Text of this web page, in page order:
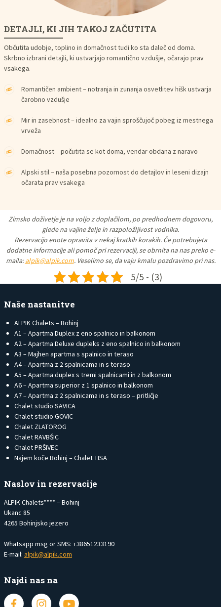
DETAJLI, KI JIH TAKOJ ZAČUTITA
Občutita udobje, toplino in domačnost tudi ko sta daleč od doma.
Skrbno izbrani detajli, ki ustvarjajo romantično vzdušje, očarajo prav
vsakega.
Romantičen ambient – notranja in zunanja osvetlitev hišk ustvarja
čarobno vzdušje
Mir in zasebnost – idealno za vajin sproščujoč pobeg iz mestnega
vrveža
Domačnost – počutita se kot doma, vendar obdana z naravo
Alpski stil – naša posebna pozornost do detajlov in leseni dizajn
očarata prav vsakega
Zimsko doživetje je na voljo z doplačilom, po predhodnem dogovoru,
glede na vajine želje in razpoložljivost vodnika.
Rezervacijo enote opravita v nekaj kratkih korakih. Če potrebujeta
dodatne informacije ali pomoč pri rezervaciji, se obrnita na nas preko e-
maila:alpik@alpik.com. Veselimo se, da vaju kmalu pozdravimo pri nas.
5/5 - (3)
Naše nastanitve
ALPIK Chalets – Bohinj
A1 – Apartma Duplex z eno spalnico in balkonom
A2 – Apartma Deluxe dupleks z eno spalnico in balkonom
A3 – Majhen apartma s spalnico in teraso
A4 – Apartma z 2 spalnicama in s teraso
A5 – Apartma duplex s tremi spalnicami in z balkonom
A6 – Apartma superior z 1 spalnico in balkonom
A7 – Apartma z 2 spalnicama in s teraso – pritličje
Chalet studio SAVICA
Chalet studio GOVIC
Chalet ZLATOROG
Chalet RAVBŠIC
Chalet PRŠIVEC
Najem koče Bohinj – Chalet TISA
Naslov in rezervacije
ALPIK Chalets**** – Bohinj
Ukanc 85
4265 Bohinjsko jezero
Whatsapp msg or SMS: +38651233190
E-mail: alpik@alpik.com
Najdi nas na